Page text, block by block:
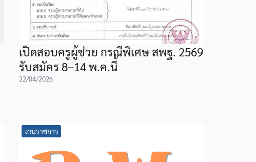
เปิดสอบครูผู้ช่วย กรณีพิเศษ สพฐ. 2569
รับสมัคร 8–14 พ.ค.นี้
22/04/2026
งานราชการ